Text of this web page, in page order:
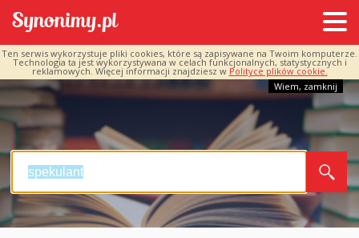
Ten serwis wykorzystuje pliki cookies, które są zapisywane na Twoim komputerze.
Technologia ta jest wykorzystywana w celach funkcjonalnych, statystycznych i
reklamowych. Więcej informacji znajdziesz w Polityce plików cookie.
Wiem, zamknij